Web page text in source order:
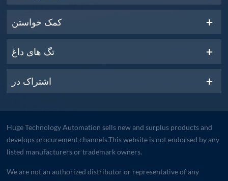
کمک خواستن
تگ های داغ
اشتراک در
Huge Technology Automation sells new and surplus products and
develops procurement channels.This website is not endorsed by any
listed manufacturers or trademark owners.
We are not an authorized distributor or representative of any